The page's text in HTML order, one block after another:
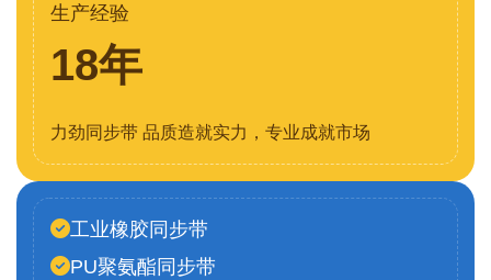
生产经验
18年
力劲同步带 品质造就实力，专业成就市场
工业橡胶同步带
PU聚氨酯同步带